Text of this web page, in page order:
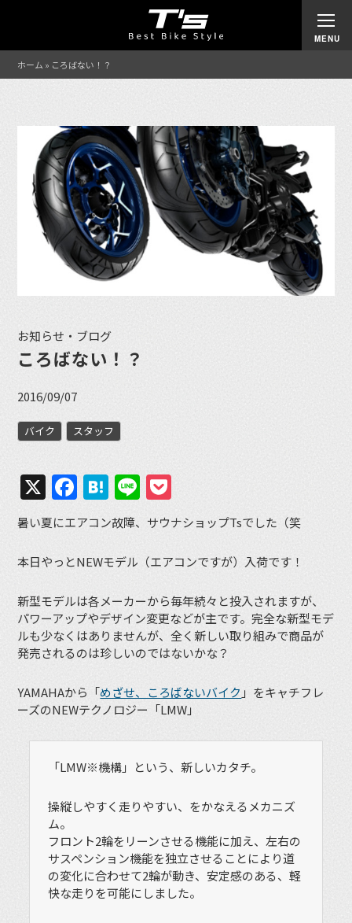
ホーム » ころばない！？
お知らせ・ブログ
ころばない！？
2016/09/07
バイク スタッフ
X Facebook
Hatena
Line
暑い夏にエアコン故障、サウナショップTsでした（笑
本日やっとNEWモデル（エアコンですが）入荷です！
新型モデルは各メーカーから毎年続々と投入されますが、
パワーアップやデザイン変更などが主です。完全な新型モデ
ルも少なくはありませんが、全く新しい取り組みで商品が
発売されるのは珍しいのではないかな？
YAMAHAから「めざせ、ころばないバイク 」をキャチフレ
ーズのNEWテクノロジー「LMW」
「LMW※機構」という、新しいカタチ。
操縦しやすく走りやすい、をかなえるメカニズ
ム。
フロント2輪をリーンさせる機能に加え、左右の
サスペンション機能を独立させることにより道
の変化に合わせて2輪が動き、安定感のある、軽
快な走りを可能にしました。